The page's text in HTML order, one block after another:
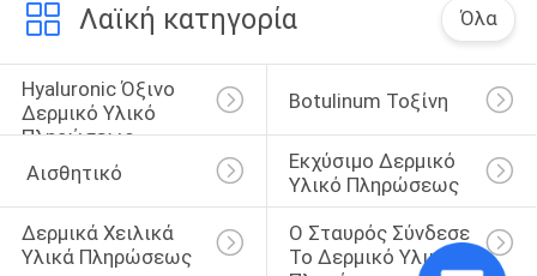
Λαϊκή κατηγορία Όλα
Hyaluronic Όξινο
Δερμικό Υλικό
Πληρώσεως
Botulinum Τοξίνη
Αισθητικό
Εκχύσιμο Δερμικό
Υλικό Πληρώσεως
Δερμικά Χειλικά
Υλικά Πληρώσεως
Ο Σταυρός Σύνδεσε
Το Δερμικό Υλικό